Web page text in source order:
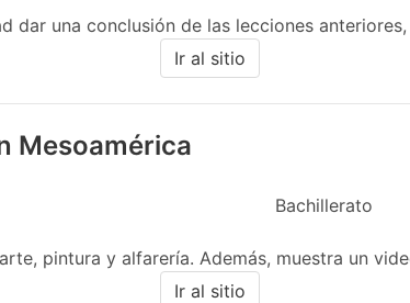
dar una conclusión de las lecciones
Ir al sitio
Mesoamérica
Bachillerato
pintura y alfarería. Además, muestra un
Ir al sitio